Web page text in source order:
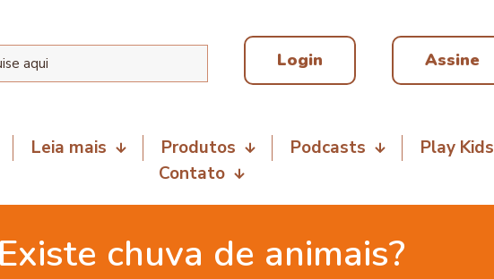
Login Assine
Leia mais Produtos Podcasts Play Kids
Contato
chuva de animais?